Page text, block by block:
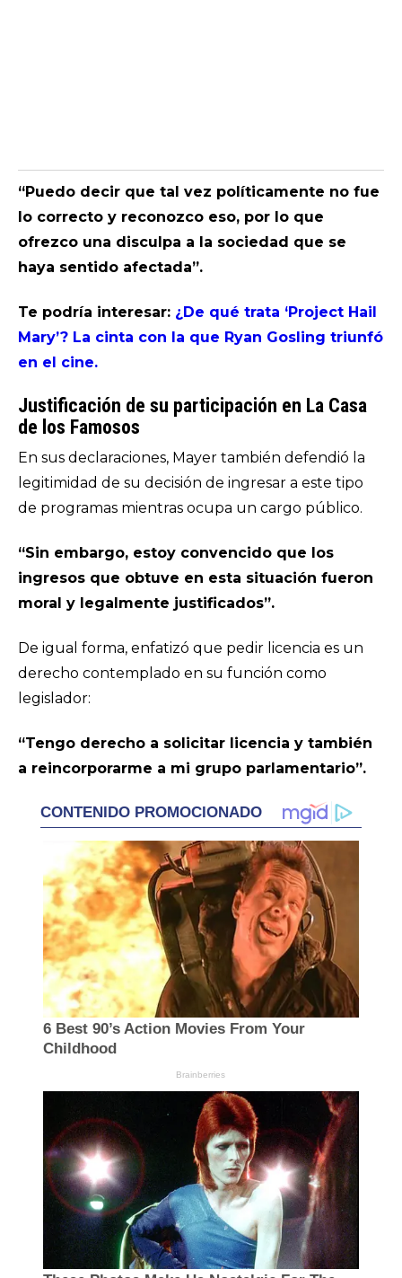
“Puedo decir que tal vez políticamente no fue
lo correcto y reconozco eso, por lo que
ofrezco una disculpa a la sociedad que se
haya sentido afectada”.
Te podría interesar: ¿De qué trata ‘Project Hail
Mary’? La cinta con la que Ryan Gosling triunfó
en el cine.
Justificación de su participación en La Casa
de los Famosos
En sus declaraciones, Mayer también defendió la
legitimidad de su decisión de ingresar a este tipo
de programas mientras ocupa un cargo público.
“Sin embargo, estoy convencido que los
ingresos que obtuve en esta situación fueron
moral y legalmente justificados”.
De igual forma, enfatizó que pedir licencia es un
derecho contemplado en su función como
legislador:
“Tengo derecho a solicitar licencia y también
a reincorporarme a mi grupo parlamentario”.